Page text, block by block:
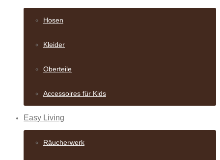
Hosen
Kleider
Oberteile
Accessoires für Kids
Easy Living
Räucherwerk